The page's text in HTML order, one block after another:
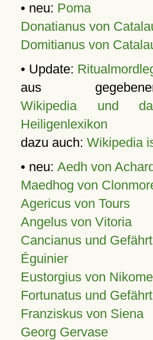
• neu: Poma
Donatianus von
Domitianus von
• Update:
aus
Wikipedia und
Heiligenlexikon
dazu auch: Wikipedia
• neu: Aedh von
Maedhog von
Agericus von Tours
Angelus von Vitoria
Cancianus und
Éguinier
Eustorgius von
Fortunatus und
Franziskus von Siena
Georg Gervase